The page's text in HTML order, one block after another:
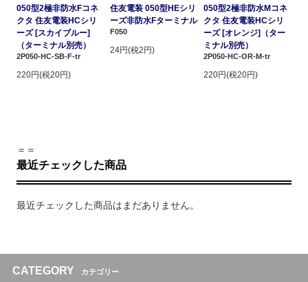
050型2極非防水Fコネ
クタ 住友電装HCシリ
ーズ [スカイブルー]
（ターミナル別売）
2P050-HC-SB-F-tr
220円(税20円)
住友電装 050型HEシリ
ーズ非防水Fターミナル
F050
24円(税2円)
050型2極非防水Mコネ
クタ 住友電装HCシリ
ーズ [オレンジ]（ター
ミナル別売）
2P050-HC-OR-M-tr
220円(税20円)
＝＝
最近チェックした商品
最近チェックした商品はまだありません。
CATEGORY カテゴリー